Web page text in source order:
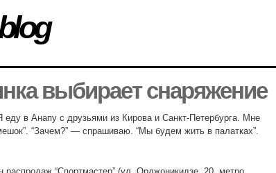
выбирает снаряжение
еду в Анапу с друзьями из Кирова и Санкт-Петербурга. Мне
“Зачем?” — спрашиваю. “Мы будем жить в палатках”.